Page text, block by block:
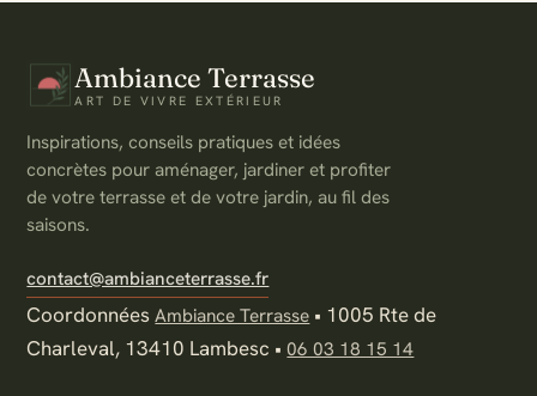
Ambiance Terrasse
ART DE VIVRE EXTÉRIEUR
Inspirations, conseils pratiques et idées
concrètes pour aménager, jardiner et profiter
de votre terrasse et de votre jardin, au fil des
saisons.
contact@ambianceterrasse.fr
Coordonnées Ambiance Terrasse • 1005 Rte de
Charleval, 13410 Lambesc •06 03 18 15 14